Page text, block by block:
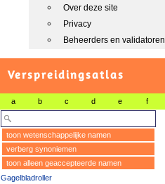
Over deze site
Privacy
Beheerders en validatoren
Verspreidingsatlas
a b c d e f
toon wetenschappelijke namen
verberg synoniemen
toon alleen geaccepteerde namen
Gagelbladroller